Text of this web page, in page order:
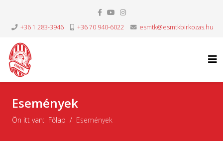
+36 1 283-3946 +36 70 940-6022 esmtk@esmtkbirkozas.hu
Események
Ön itt van: Főlap Események